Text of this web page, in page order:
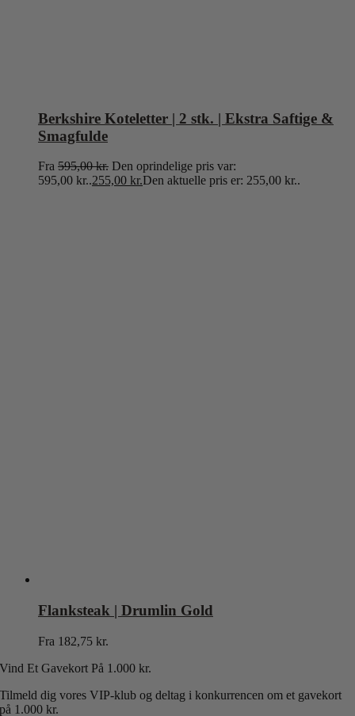
Berkshire Koteletter | 2 stk. | Ekstra Saftige &
Smagfulde
Fra 595,00kr. Den oprindelige pris var:
595,00 kr..255,00 kr.Den aktuelle pris er: 255,00 kr..
Flanksteak | Drumlin Gold
Fra 182,75 kr.
Vind Et Gavekort På 1.000 kr.
Tilmeld dig vores VIP-klub og deltag i konkurrencen om et gavekort
på 1.000 kr.